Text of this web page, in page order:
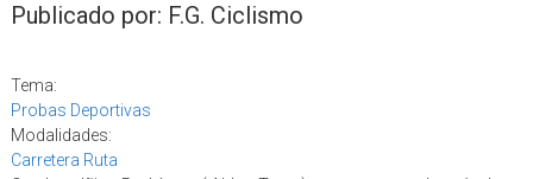
Publicado por: F.G. Ciclismo
Tema:
Probas Deportivas
Modalidades:
Carretera Ruta